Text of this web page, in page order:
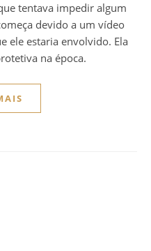
tentava impedir algum
devido a um vídeo
ele estaria envolvido. Ela
na época.